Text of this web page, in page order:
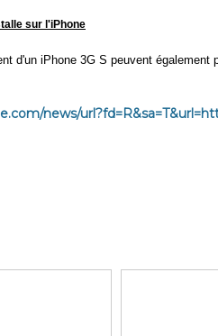
sur l'iPhone
d'un iPhone 3G S peuvent également
news/